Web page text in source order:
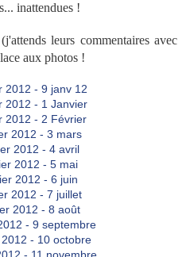
inattendues !
leurs commentaires avec
aux photos !